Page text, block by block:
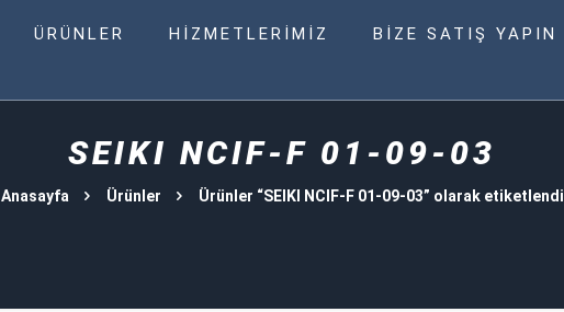
ÜRÜNLER HİZMETLERİMİZ BİZE SATIŞ YAPIN
SEIKI NCIF-F 01-09-03
Anasayfa Ürünler Ürünler “SEIKI NCIF-F 01-09-03” olarak etiketlendi